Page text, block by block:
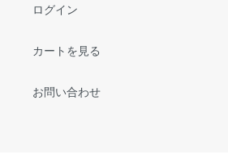
ログイン
カートを見る
お問い合わせ